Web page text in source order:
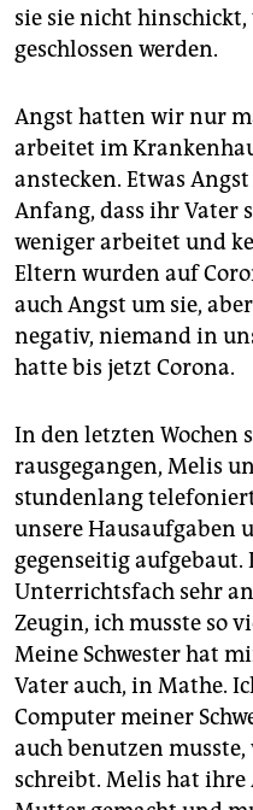
sie sie nicht
geschlossen werden.
Angst hatten wir nur
arbeitet im
anstecken. Etwas
Anfang, dass ihr Vater
weniger arbeitet und
Eltern wurden auf
auch Angst um sie,
negativ, niemand in
hatte bis jetzt Corona.
In den letzten Wochen
rausgegangen, Melis
stundenlang
unsere Hausaufgaben
gegenseitig
Unterrichtsfach sehr
Zeugin, ich musste so
Meine Schwester hat
Vater auch, in Mathe.
Computer meiner
auch benutzen
schreibt. Melis hat